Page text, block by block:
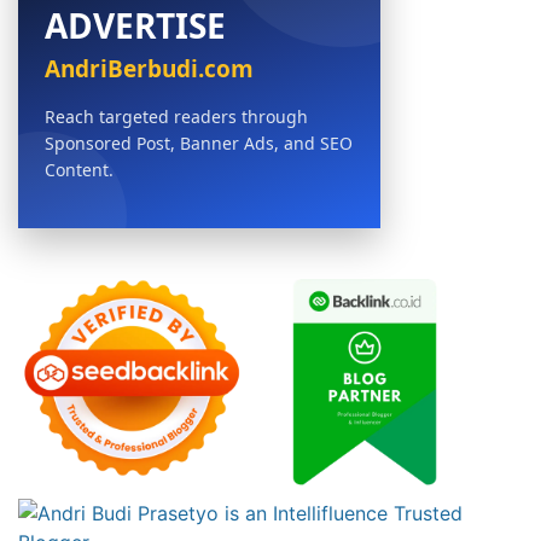
ADVERTISE
AndriBerbudi.com
Reach targeted readers through
Sponsored Post, Banner Ads, and SEO
Content.